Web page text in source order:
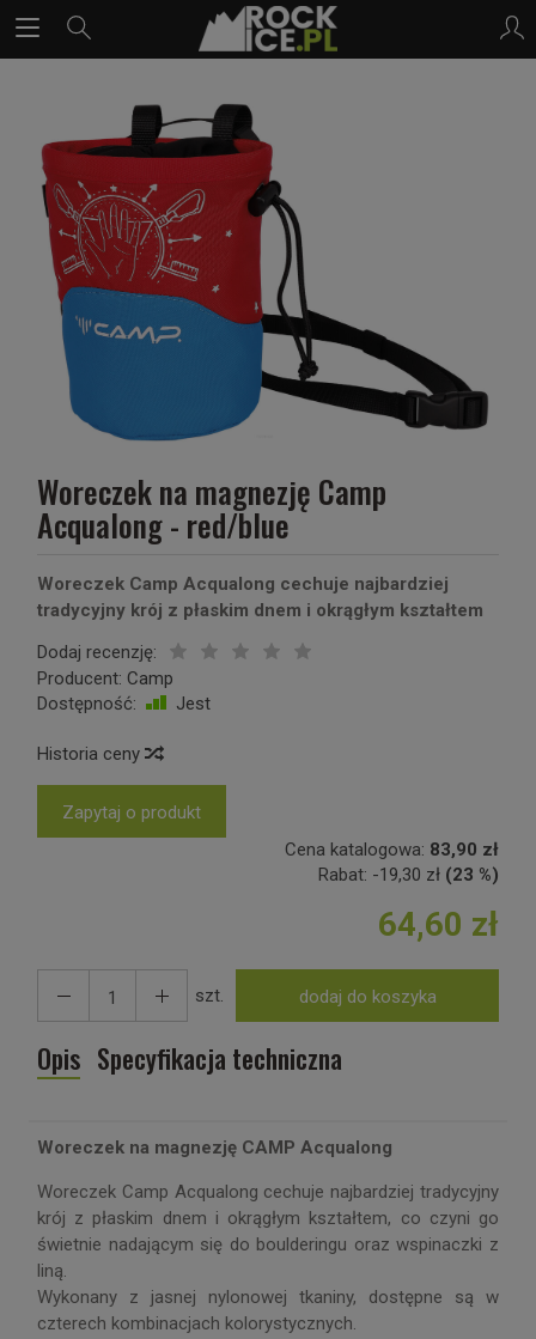
Woreczek na magnezję Camp
Acqualong - red/blue
Woreczek Camp Acqualong cechuje najbardziej
tradycyjny krój z płaskim dnem i okrągłym kształtem
Dodaj recenzję:
Producent: Camp
Dostępność:
Jest
Historia ceny
Zapytaj o produkt
Cena katalogowa: 83,90 zł
Rabat: -19,30 zł (23 %)
64,60 zł
szt. dodaj do koszyka
Opis Specyfikacja techniczna
Woreczek na magnezję CAMP Acqualong
Woreczek Camp Acqualong cechuje najbardziej tradycyjny
krój z płaskim dnem i okrągłym kształtem, co czyni go
świetnie nadającym się do boulderingu oraz wspinaczki z
liną.
Wykonany z jasnej nylonowej tkaniny, dostępne są w
czterech kombinacjach kolorystycznych.